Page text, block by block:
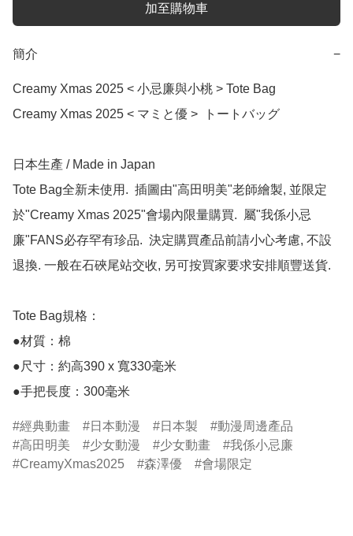
加至購物車
簡介 −
Creamy Xmas 2025 < 小忌廉與小桃 > Tote Bag
Creamy Xmas 2025 < マミと優 >  トートバッグ
日本生產 / Made in Japan
Tote Bag全新未使用.  插圖由"高田明美"老師繪製, 並限定
於"Creamy Xmas 2025"會場內限量購買.  屬"我係小忌
廉"FANS必存罕有珍品.  決定購買產品前請小心考慮, 不設
退換. 一般在石硤尾站交收, 另可按買家要求安排順豐送貨.
Tote Bag規格：
●材質：棉
●尺寸：約高390 x 寬330毫米
●手把長度：300毫米
經典動畫 日本動漫 日本製
動漫周邊產品
高田明美
少女動漫 少女動畫
我係小忌廉
CreamyXmas2025
森澤優 會場限定